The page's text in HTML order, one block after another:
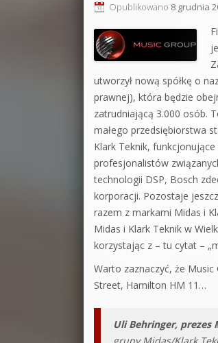
Opublikowano 8 grudnia
utworzył nową spółkę o
prawnej), która będzie
zatrudniającą 3.000 osób.
małego przedsiębiorstwa
Klark Teknik,
profesjonalistów
technologii DSP, Bosch
korporacji. Pozostaje
razem z markami Midas i
Midas i Klark Teknik w
korzystając z – tu cytat –
Warto zaznaczyć, że
Street, Hamilton HM 11…
Uli Behringer, prezes